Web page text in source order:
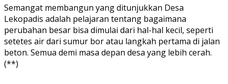
Semangat membangun yang ditunjukkan Desa
Lekopadis adalah pelajaran tentang bagaimana
perubahan besar bisa dimulai dari hal-hal kecil, seperti
setetes air dari sumur bor atau langkah pertama di jalan
beton. Semua demi masa depan desa yang lebih cerah.
(**)